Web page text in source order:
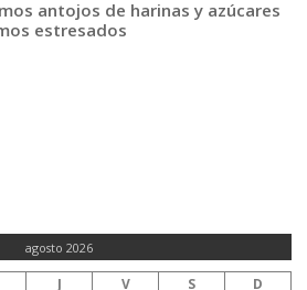
antojos de harinas y azúcares
estresados
agosto 2026
J V S D